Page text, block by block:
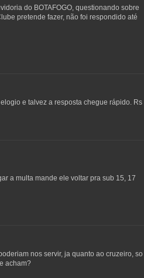
do BOTAFOGO, questionando sobre
pretende fazer, não foi respondido até
e talvez a resposta chegue rápido. Rs
a multa mande ele voltar pra sub 15, 17
nos servir, ja quanto ao cruzeiro, so
acham?